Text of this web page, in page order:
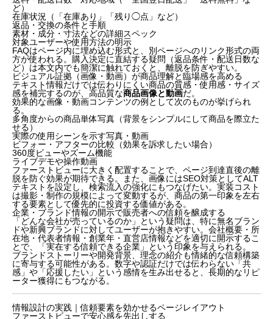
ど）
在庫状況（「在庫あり」「残り◯点」など）
返品・交換の条件と手順
素材・成分・寸法などの詳細スペック
対象ユーザーや使用方法の明示
FAQはページ内に埋め込む形式と、別ページへのリンク形式の両
方が使われる。購入決定に直結する疑問（返品条件・配送日数な
ど）は本文内でも簡潔に触れておくと、離脱を防ぎやすい。
ビジュアル証拠（画像・動画）が商品理解と臨場感を高める
テキスト情報だけでは伝わりにくい商品の質感・使用感・サイズ
感を補完するのが、高品質な商品画像と動画だ。
効果的な画像・動画コンテンツの例として次のものが挙げられ
る。
多角度からの商品単体写真（背景をシンプルにして商品を際立た
せる）
実際の使用シーンを示す写真・動画
ビフォー・アフターの比較（効果を訴求したい場合）
360度ビューやズーム機能
ライブデモや操作動画
ファーストビューに大きく配置することで、ページ到達直後の離
脱を防ぐ効果が期待できる。また、画像にはSEO対策としてALT
テキストを設定し、検索流入の強化にもつなげたい。実装コスト
は撮影・制作の規模によって変動するが、商品の第一印象を左右
する要素として優先的に投資する価値がある。
企業・ブランド情報の開示で販売者への信頼を醸成する
「どんな会社が売っているのか」という疑問は、特に無名ブラン
ドや新興ブランドに対してユーザーが抱きやすい。会社概要・所
在地・代表者情報・創業年・直営店情報などを適切に開示するこ
とで、「実在する信頼できる企業」という印象を与えられる。
ブランドストーリーや開発背景、理念の紹介も情緒的な信頼構築
に寄与する可能性がある。数字や認証だけでは伝わらない「共
感」や「応援したい」という感情を生み出せると、長期的なリピ
ーター獲得にもつながる。
情報設計の実践｜信頼要素を効かせるページレイアウト
ファーストビューで安心感を先出しする